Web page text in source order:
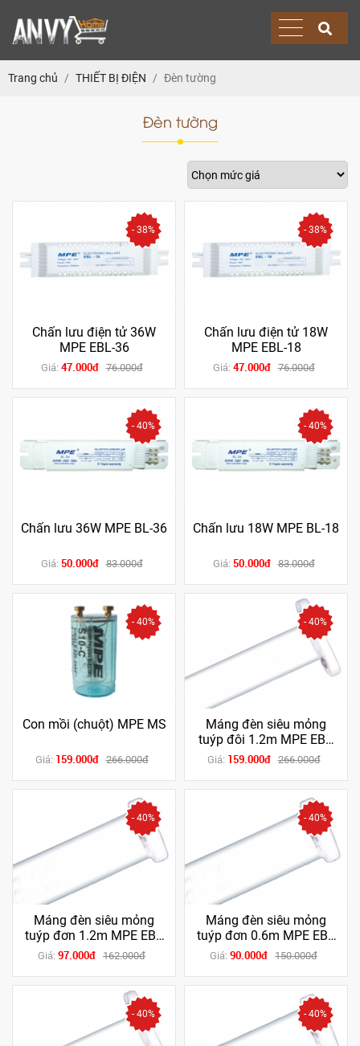
Trang chủ THIẾT BỊ ĐIỆN Đèn tường
Đèn tường
- 38%
Chấn lưu điện tử 36W
MPE EBL-36
Giá: 47.000đ 76.000đ
- 38%
Chấn lưu điện tử 18W
MPE EBL-18
Giá: 47.000đ 76.000đ
- 40%
Chấn lưu 36W MPE BL-36
Giá: 50.000đ 83.000đ
- 40%
Chấn lưu 18W MPE BL-18
Giá: 50.000đ 83.000đ
- 40%
Con mồi (chuột) MPE MS
Giá: 159.000đ 266.000đ
- 40%
Máng đèn siêu mỏng
tuýp đôi 1.2m MPE EBT
236 (Tăng phô + chuột)
dương)
Giá: 159.000đ 266.000đ
- 40%
Máng đèn siêu mỏng
tuýp đơn 1.2m MPE EBT
136 (Tăng phô + chuột)
dương)
Giá: 97.000đ 162.000đ
- 40%
Máng đèn siêu mỏng
tuýp đơn 0.6m MPE EBT
118 (Tăng phô + chuột)
dương)
Giá: 90.000đ 150.000đ
- 40% - 40%